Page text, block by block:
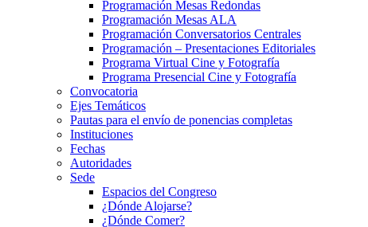
Programación Mesas Redondas
Programación Mesas ALA
Programación Conversatorios Centrales
Programación – Presentaciones Editoriales
Programa Virtual Cine y Fotografía
Programa Presencial Cine y Fotografía
Convocatoria
Ejes Temáticos
Pautas para el envío de ponencias completas
Instituciones
Fechas
Autoridades
Sede
Espacios del Congreso
¿Dónde Alojarse?
¿Dónde Comer?